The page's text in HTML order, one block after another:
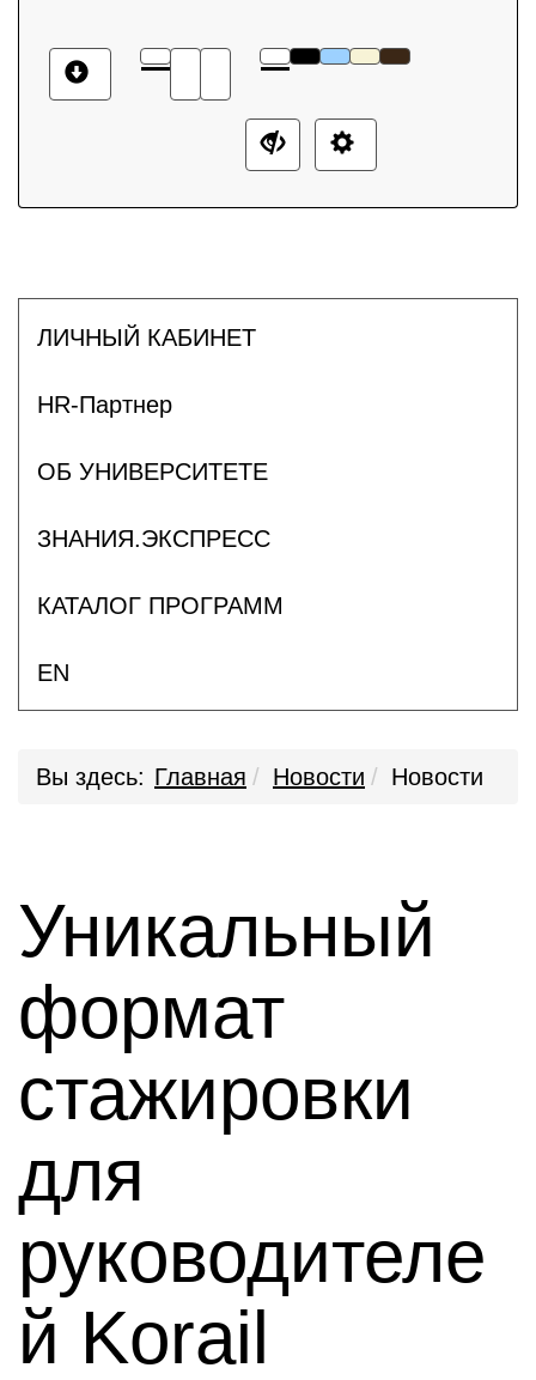
ЛИЧНЫЙ КАБИНЕТ
HR-Партнер
ОБ УНИВЕРСИТЕТЕ
ЗНАНИЯ.ЭКСПРЕСС
КАТАЛОГ ПРОГРАММ
EN
Вы здесь: Главная Новости Новости
Уникальный
формат
стажировки
для
руководителе
й Korail